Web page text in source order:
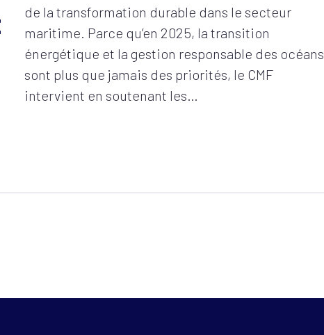
de la transformation durable dans le secteur
maritime. Parce qu’en 2025, la transition
énergétique et la gestion responsable des océans
sont plus que jamais des priorités, le CMF
intervient en soutenant les…